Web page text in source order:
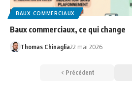
BAUX COMMERCIAUX
Baux commerciaux, ce qui change
Thomas Chinaglia22 mai 2026
Précédent